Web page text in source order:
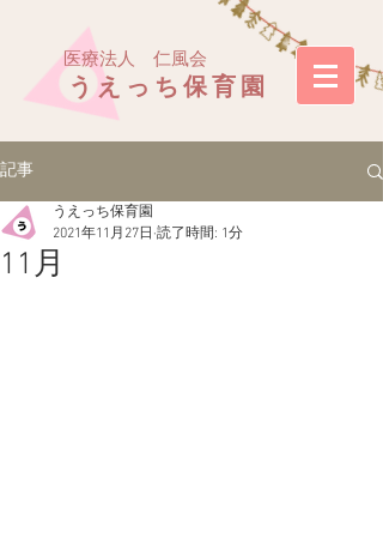
うえっち保育園
医療法人 仁風会
記事
11月
うえっち保育園
2021年11月27日 読了時間: 1分